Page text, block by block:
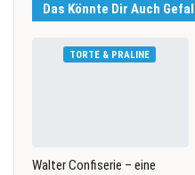
Das Könnte Dir Auch
TORTE & PRALINE
Walter Confiserie – eine